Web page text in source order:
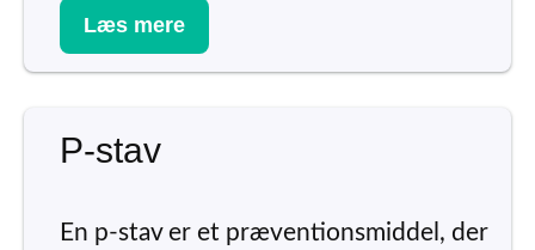
Læs mere
P-stav
En p-stav er et præventionsmiddel, der